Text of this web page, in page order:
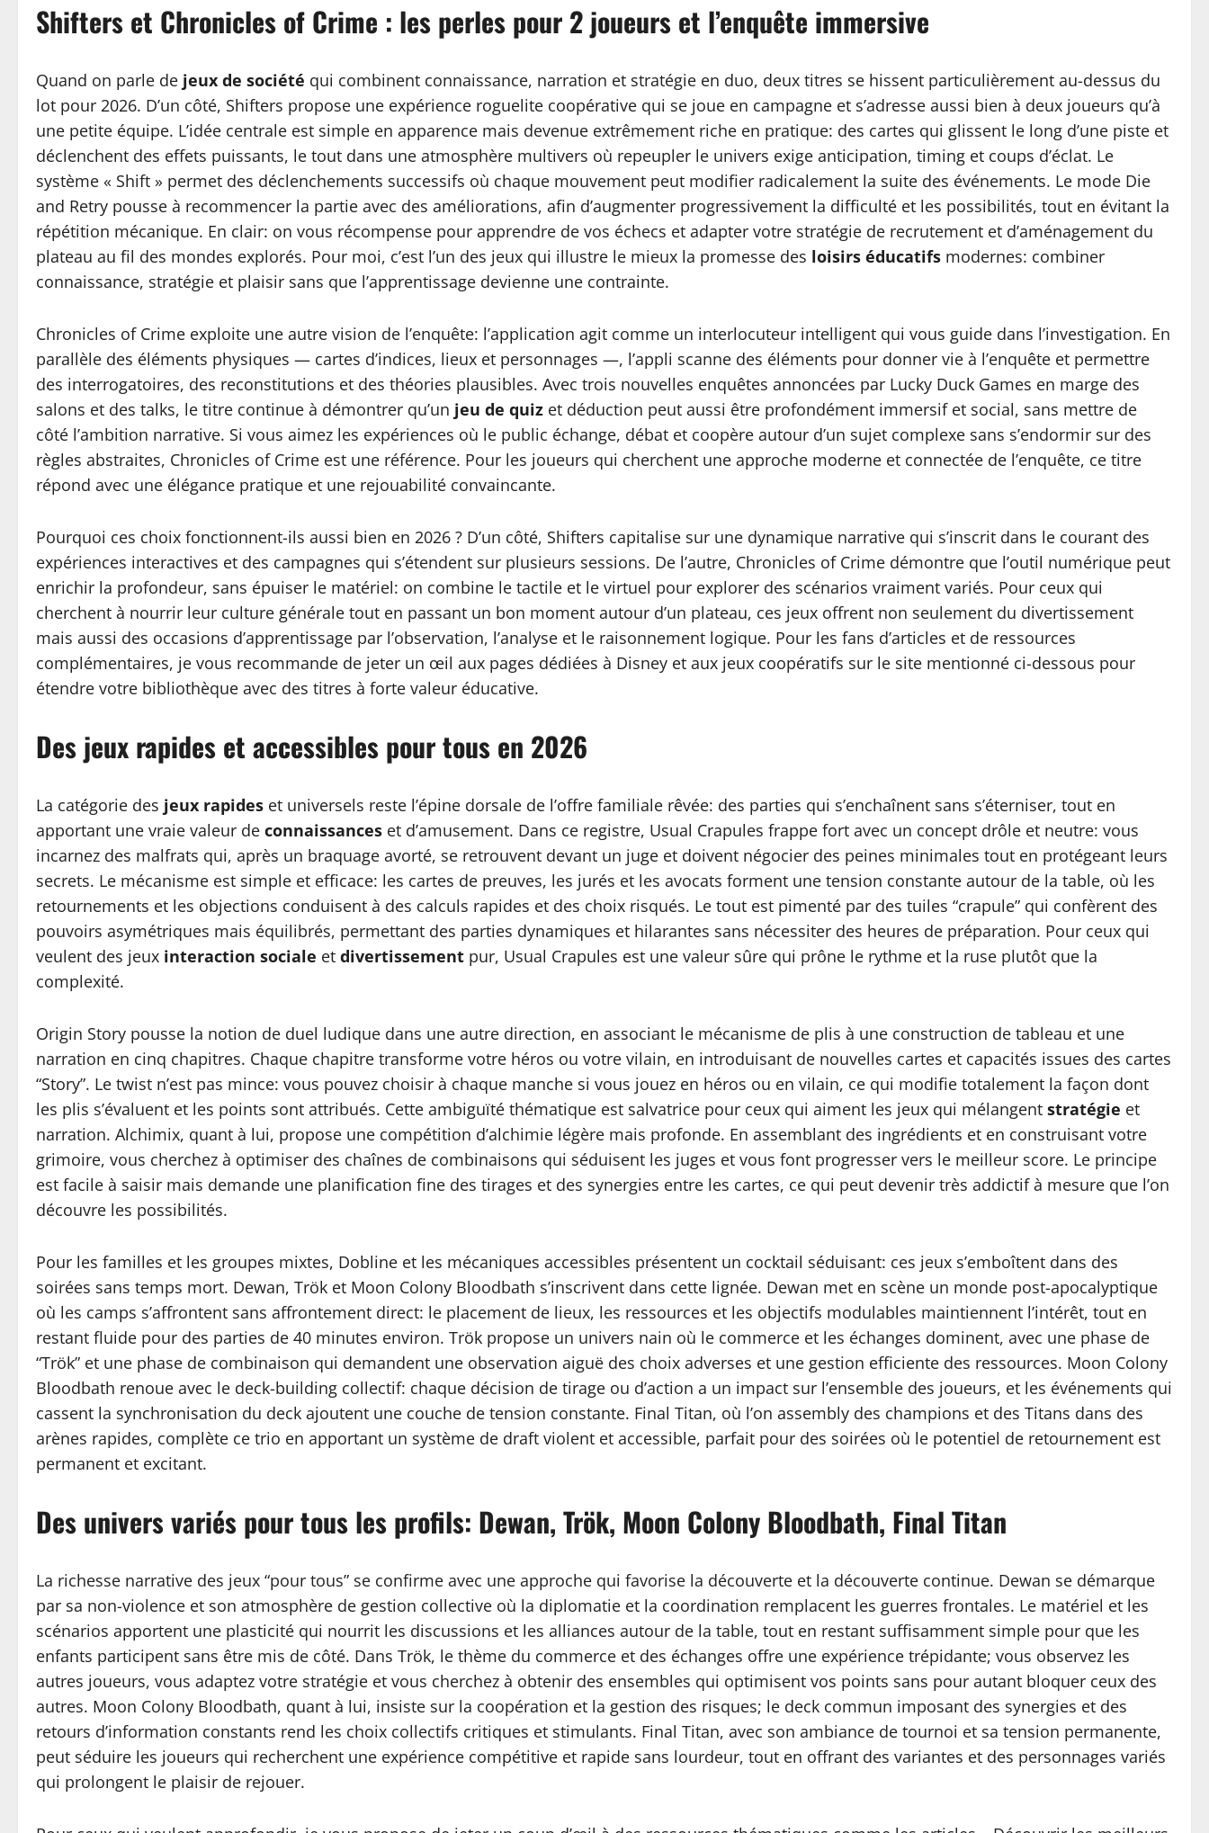
Shifters et Chronicles of Crime : les perles pour 2 joueurs et l’enquête immersive
Quand on parle de jeux de société qui combinent connaissance, narration et stratégie en duo, deux titres se hissent particulièrement au-dessus du
lot pour 2026. D’un côté, Shifters propose une expérience roguelite coopérative qui se joue en campagne et s’adresse aussi bien à deux joueurs qu’à
une petite équipe. L’idée centrale est simple en apparence mais devenue extrêmement riche en pratique: des cartes qui glissent le long d’une piste et
déclenchent des effets puissants, le tout dans une atmosphère multivers où repeupler le univers exige anticipation, timing et coups d’éclat. Le
système « Shift » permet des déclenchements successifs où chaque mouvement peut modifier radicalement la suite des événements. Le mode Die
and Retry pousse à recommencer la partie avec des améliorations, afin d’augmenter progressivement la difficulté et les possibilités, tout en évitant la
répétition mécanique. En clair: on vous récompense pour apprendre de vos échecs et adapter votre stratégie de recrutement et d’aménagement du
plateau au fil des mondes explorés. Pour moi, c’est l’un des jeux qui illustre le mieux la promesse des loisirs éducatifs modernes: combiner
connaissance, stratégie et plaisir sans que l’apprentissage devienne une contrainte.
Chronicles of Crime exploite une autre vision de l’enquête: l’application agit comme un interlocuteur intelligent qui vous guide dans l’investigation. En
parallèle des éléments physiques — cartes d’indices, lieux et personnages —, l’appli scanne des éléments pour donner vie à l’enquête et permettre
des interrogatoires, des reconstitutions et des théories plausibles. Avec trois nouvelles enquêtes annoncées par Lucky Duck Games en marge des
salons et des talks, le titre continue à démontrer qu’un jeu de quiz et déduction peut aussi être profondément immersif et social, sans mettre de
côté l’ambition narrative. Si vous aimez les expériences où le public échange, débat et coopère autour d’un sujet complexe sans s’endormir sur des
règles abstraites, Chronicles of Crime est une référence. Pour les joueurs qui cherchent une approche moderne et connectée de l’enquête, ce titre
répond avec une élégance pratique et une rejouabilité convaincante.
Pourquoi ces choix fonctionnent-ils aussi bien en 2026 ? D’un côté, Shifters capitalise sur une dynamique narrative qui s’inscrit dans le courant des
expériences interactives et des campagnes qui s’étendent sur plusieurs sessions. De l’autre, Chronicles of Crime démontre que l’outil numérique peut
enrichir la profondeur, sans épuiser le matériel: on combine le tactile et le virtuel pour explorer des scénarios vraiment variés. Pour ceux qui
cherchent à nourrir leur culture générale tout en passant un bon moment autour d’un plateau, ces jeux offrent non seulement du divertissement
mais aussi des occasions d’apprentissage par l’observation, l’analyse et le raisonnement logique. Pour les fans d’articles et de ressources
complémentaires, je vous recommande de jeter un œil aux pages dédiées à Disney et aux jeux coopératifs sur le site mentionné ci-dessous pour
étendre votre bibliothèque avec des titres à forte valeur éducative.
Des jeux rapides et accessibles pour tous en 2026
La catégorie des jeux rapides et universels reste l’épine dorsale de l’offre familiale rêvée: des parties qui s’enchaînent sans s’éterniser, tout en
apportant une vraie valeur de connaissances et d’amusement. Dans ce registre, Usual Crapules frappe fort avec un concept drôle et neutre: vous
incarnez des malfrats qui, après un braquage avorté, se retrouvent devant un juge et doivent négocier des peines minimales tout en protégeant leurs
secrets. Le mécanisme est simple et efficace: les cartes de preuves, les jurés et les avocats forment une tension constante autour de la table, où les
retournements et les objections conduisent à des calculs rapides et des choix risqués. Le tout est pimenté par des tuiles “crapule” qui confèrent des
pouvoirs asymétriques mais équilibrés, permettant des parties dynamiques et hilarantes sans nécessiter des heures de préparation. Pour ceux qui
veulent des jeux interaction sociale et divertissement pur, Usual Crapules est une valeur sûre qui prône le rythme et la ruse plutôt que la
complexité.
Origin Story pousse la notion de duel ludique dans une autre direction, en associant le mécanisme de plis à une construction de tableau et une
narration en cinq chapitres. Chaque chapitre transforme votre héros ou votre vilain, en introduisant de nouvelles cartes et capacités issues des cartes
“Story”. Le twist n’est pas mince: vous pouvez choisir à chaque manche si vous jouez en héros ou en vilain, ce qui modifie totalement la façon dont
les plis s’évaluent et les points sont attribués. Cette ambiguïté thématique est salvatrice pour ceux qui aiment les jeux qui mélangent stratégie et
narration. Alchimix, quant à lui, propose une compétition d’alchimie légère mais profonde. En assemblant des ingrédients et en construisant votre
grimoire, vous cherchez à optimiser des chaînes de combinaisons qui séduisent les juges et vous font progresser vers le meilleur score. Le principe
est facile à saisir mais demande une planification fine des tirages et des synergies entre les cartes, ce qui peut devenir très addictif à mesure que l’on
découvre les possibilités.
Pour les familles et les groupes mixtes, Dobline et les mécaniques accessibles présentent un cocktail séduisant: ces jeux s’emboîtent dans des
soirées sans temps mort. Dewan, Trök et Moon Colony Bloodbath s’inscrivent dans cette lignée. Dewan met en scène un monde post-apocalyptique
où les camps s’affrontent sans affrontement direct: le placement de lieux, les ressources et les objectifs modulables maintiennent l’intérêt, tout en
restant fluide pour des parties de 40 minutes environ. Trök propose un univers nain où le commerce et les échanges dominent, avec une phase de
“Trök” et une phase de combinaison qui demandent une observation aiguë des choix adverses et une gestion efficiente des ressources. Moon Colony
Bloodbath renoue avec le deck-building collectif: chaque décision de tirage ou d’action a un impact sur l’ensemble des joueurs, et les événements qui
cassent la synchronisation du deck ajoutent une couche de tension constante. Final Titan, où l’on assembly des champions et des Titans dans des
arènes rapides, complète ce trio en apportant un système de draft violent et accessible, parfait pour des soirées où le potentiel de retournement est
permanent et excitant.
Des univers variés pour tous les profils: Dewan, Trök, Moon Colony Bloodbath, Final Titan
La richesse narrative des jeux “pour tous” se confirme avec une approche qui favorise la découverte et la découverte continue. Dewan se démarque
par sa non-violence et son atmosphère de gestion collective où la diplomatie et la coordination remplacent les guerres frontales. Le matériel et les
scénarios apportent une plasticité qui nourrit les discussions et les alliances autour de la table, tout en restant suffisamment simple pour que les
enfants participent sans être mis de côté. Dans Trök, le thème du commerce et des échanges offre une expérience trépidante; vous observez les
autres joueurs, vous adaptez votre stratégie et vous cherchez à obtenir des ensembles qui optimisent vos points sans pour autant bloquer ceux des
autres. Moon Colony Bloodbath, quant à lui, insiste sur la coopération et la gestion des risques; le deck commun imposant des synergies et des
retours d’information constants rend les choix collectifs critiques et stimulants. Final Titan, avec son ambiance de tournoi et sa tension permanente,
peut séduire les joueurs qui recherchent une expérience compétitive et rapide sans lourdeur, tout en offrant des variantes et des personnages variés
qui prolongent le plaisir de rejouer.